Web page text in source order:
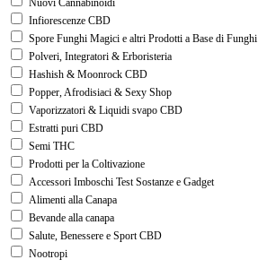
Infiorescenze CBD
Spore Funghi Magici e altri Prodotti a Base di Funghi
Polveri, Integratori & Erboristeria
Hashish & Moonrock CBD
Popper, Afrodisiaci & Sexy Shop
Vaporizzatori & Liquidi svapo CBD
Estratti puri CBD
Semi THC
Prodotti per la Coltivazione
Accessori Imboschi Test Sostanze e Gadget
Alimenti alla Canapa
Bevande alla canapa
Salute, Benessere e Sport CBD
Nootropi